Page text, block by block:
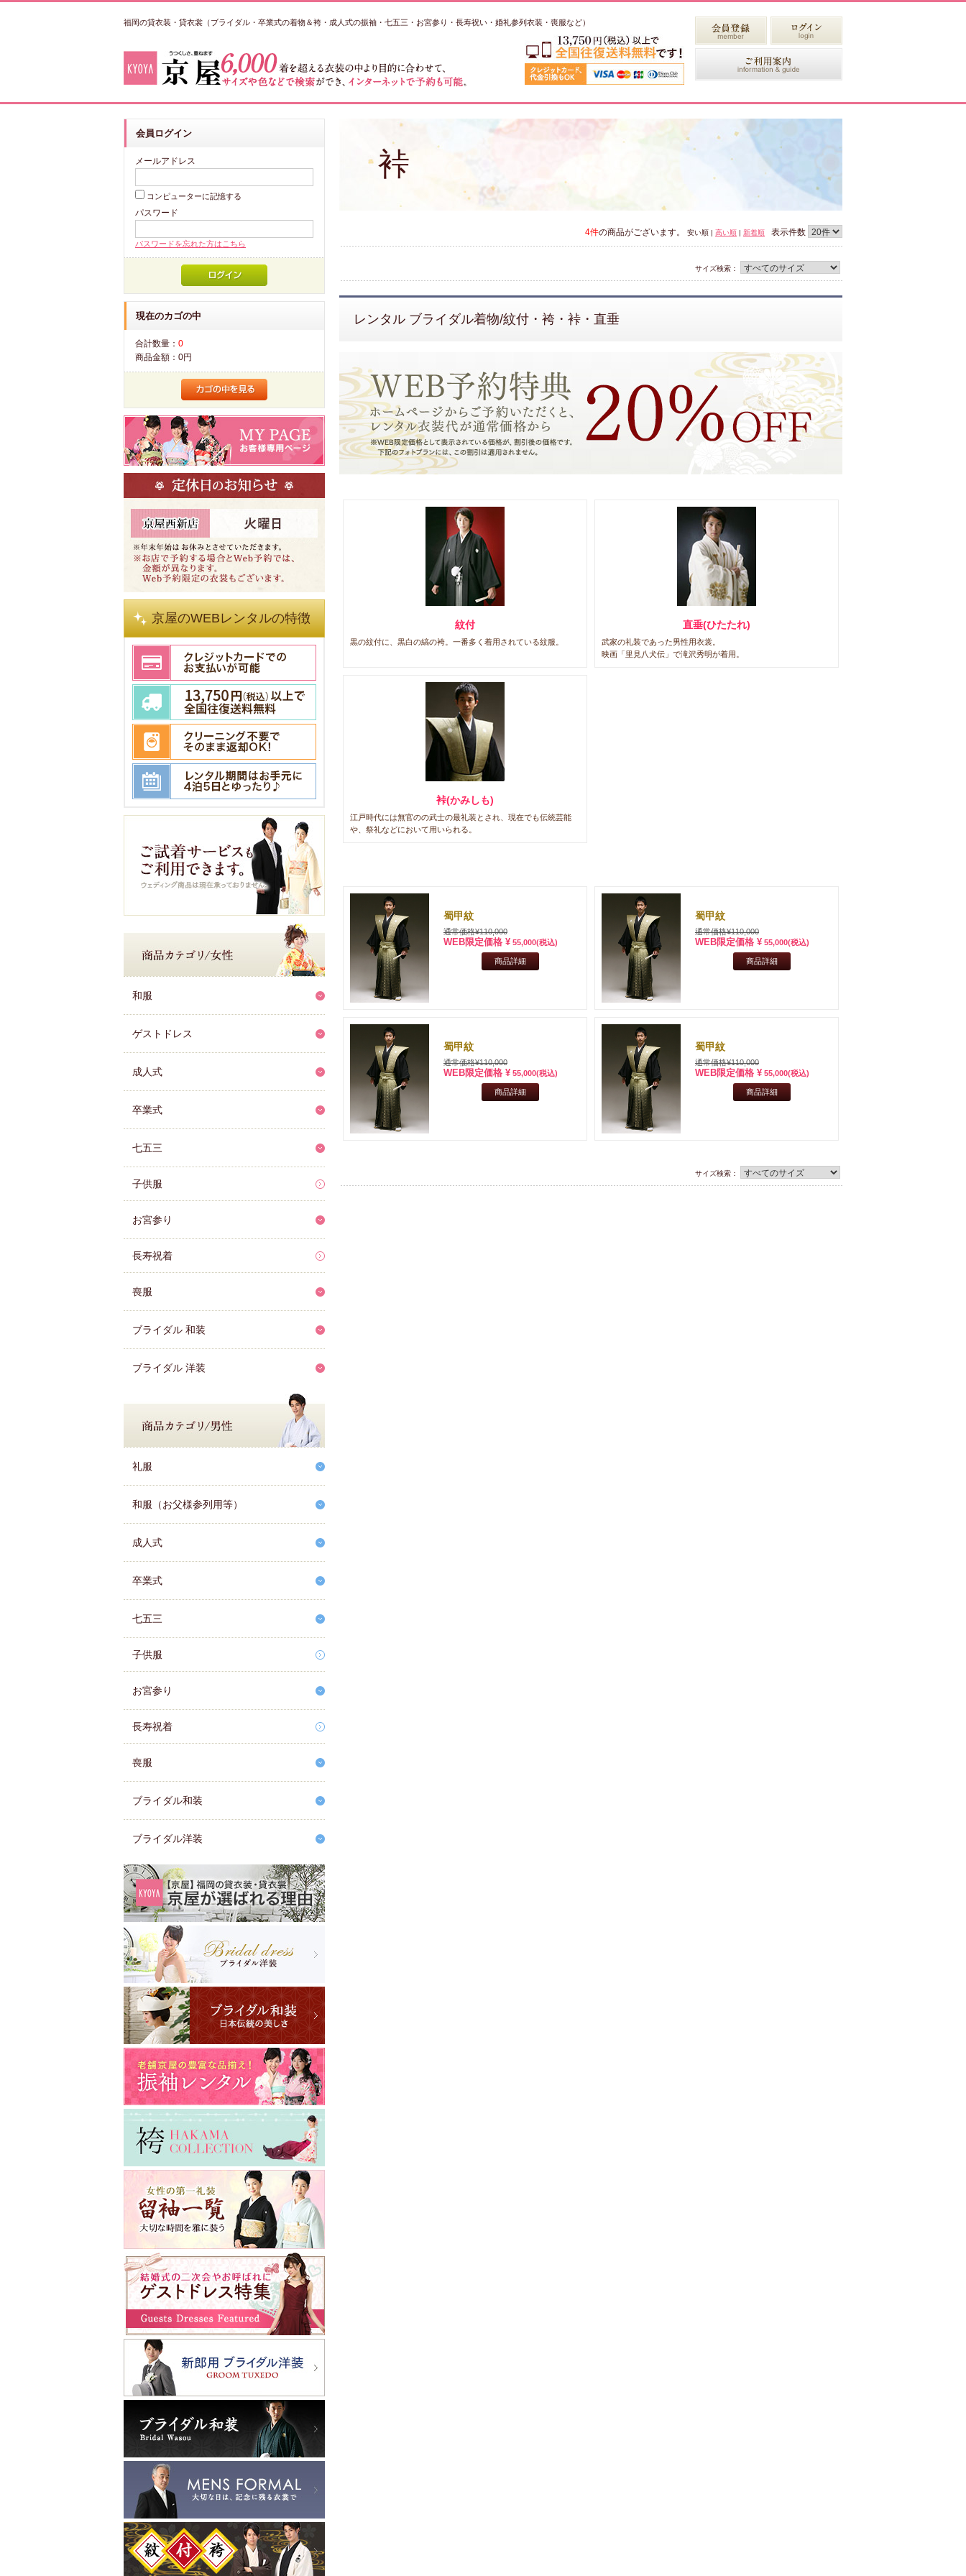
福岡の貸衣装・貸衣裳（ブライダル・卒業式の着物＆袴・成人式の振袖・七五三・お宮参り・長寿祝い・婚礼参列衣装・喪服など）
会員ログイン
メールアドレス
コンピューターに記憶する
パスワード
パスワードを忘れた方はこちら
現在のカゴの中
合計数量： 0
商品金額： 0円
京屋のWEBレンタルの特徴
和服
ゲストドレス
成人式
卒業式
七五三
子供服
お宮参り
長寿祝着
喪服
ブライダル 和装
ブライダル 洋装
礼服
和服（お父様参列用等）
成人式
卒業式
七五三
子供服
お宮参り
長寿祝着
喪服
ブライダル和装
ブライダル洋装
裃
4件の商品がございます。 安い順 | 高い順 | 新着順 表示件数
サイズ検索：
レンタル ブライダル着物/紋付・袴・裃・直垂
紋付
黒の紋付に、黒白の縞の袴。一番多く着用されている紋服。
直垂(ひたたれ)
武家の礼装であった男性用衣裳。
映画「里見八犬伝」で滝沢秀明が着用。
裃(かみしも)
江戸時代には無官のの武士の最礼装とされ、現在でも伝統芸能
や、祭礼などにおいて用いられる。
蜀甲紋
通常価格¥110,000
WEB限定価格 ¥ 55,000(税込)
商品詳細
蜀甲紋
通常価格¥110,000
WEB限定価格 ¥ 55,000(税込)
商品詳細
蜀甲紋
通常価格¥110,000
WEB限定価格 ¥ 55,000(税込)
商品詳細
蜀甲紋
通常価格¥110,000
WEB限定価格 ¥ 55,000(税込)
商品詳細
サイズ検索：